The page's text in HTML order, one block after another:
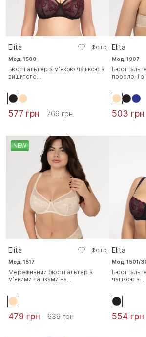
Elita Фото
Мод. 1500
Бюстгальтер з м'якою чашкою з
вишитого...
577 грн 769 грн
Elita
Мод. 1907
поролоні
503 грн
NEW
Elita Фото
Мод. 1517
Мереживний бюстгальтер з
м'якими чашками на...
479 грн 639 грн
Elita
Мод. 1501/
чашкою з...
554 грн